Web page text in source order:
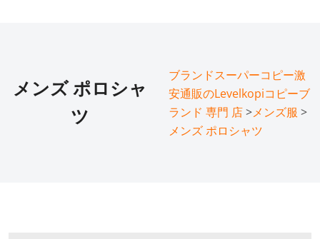
メンズ ポロシャ
ツ
ブランドスーパーコピー激
安通販のLevelkopiコピーブ
ランド 専門 店>メンズ服 >
メンズ ポロシャツ